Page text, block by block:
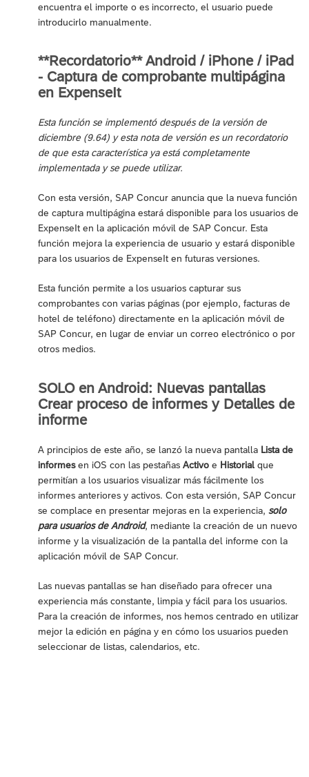
encuentra el importe o es incorrecto, el usuario puede
introducirlo manualmente.
**Recordatorio** Android / iPhone / iPad
- Captura de comprobante multipágina
en ExpenseIt
Esta función se implementó después de la versión de
diciembre (9.64) y esta nota de versión es un recordatorio
de que esta característica ya está completamente
implementada y se puede utilizar.
Con esta versión, SAP Concur anuncia que la nueva función
de captura multipágina estará disponible para los usuarios de
ExpenseIt en la aplicación móvil de SAP Concur. Esta
función mejora la experiencia de usuario y estará disponible
para los usuarios de ExpenseIt en futuras versiones.
Esta función permite a los usuarios capturar sus
comprobantes con varias páginas (por ejemplo, facturas de
hotel de teléfono) directamente en la aplicación móvil de
SAP Concur, en lugar de enviar un correo electrónico o por
otros medios.
SOLO en Android: Nuevas pantallas
Crear proceso de informes y Detalles de
informe
A principios de este año, se lanzó la nueva pantalla Lista de
informesen iOS con las pestañas Activo e Historial que
permitían a los usuarios visualizar más fácilmente los
informes anteriores y activos. Con esta versión, SAP Concur
se complace en presentar mejoras en la experiencia, solo
para usuarios de Android, mediante la creación de un nuevo
informe y la visualización de la pantalla del informe con la
aplicación móvil de SAP Concur.
Las nuevas pantallas se han diseñado para ofrecer una
experiencia más constante, limpia y fácil para los usuarios.
Para la creación de informes, nos hemos centrado en utilizar
mejor la edición en página y en cómo los usuarios pueden
seleccionar de listas, calendarios, etc.